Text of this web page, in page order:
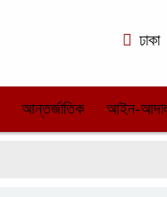
ঢাকা
আন্তর্জাতিক আইন-